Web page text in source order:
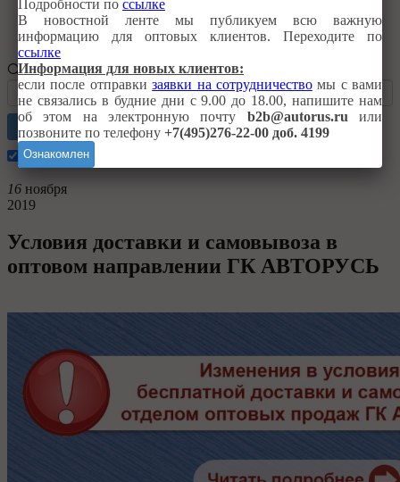
Это интересно
Важные изменения в работе
Найти
Искать только в этой категории
16 ноября
2019
Условия доставки и самовывоза в
оптовом направлении ГК АВТОРУСЬ
Подробности по ссылке
В новостной ленте мы публикуем всю важную
информацию для оптовых клиентов. Переходите по
ссылке
Информация для новых клиентов:
если после отправкизаявки на сотрудничествомы с вами
не связались в будние дни с 9.00 до 18.00, напишите нам
об этом на электронную почту b2b@autorus.ru или
позвоните по телефону +7(495)276-22-00 доб. 4199
Ознакомлен